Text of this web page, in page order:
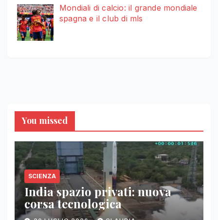
Mondiali di calcio: il grande mondiale
spagna e il club di mls
You missed
SCIENZA
India spazio privati: nuova
corsa tecnologica